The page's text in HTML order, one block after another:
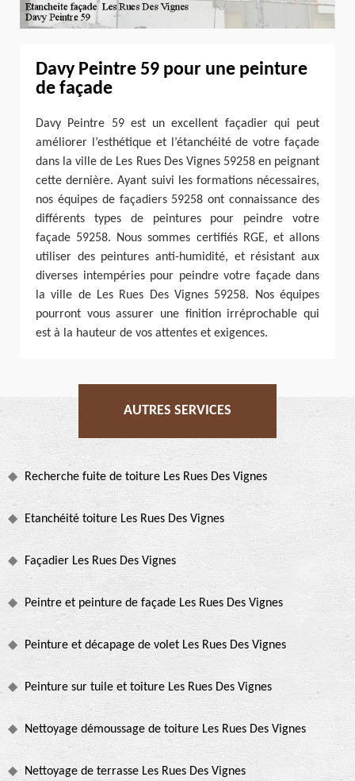
Davy Peintre 59 pour une peinture
de façade
Davy Peintre 59 est un excellent façadier qui peut
améliorer l’esthétique et l’étanchéité de votre façade
dans la ville de Les Rues Des Vignes 59258 en peignant
cette dernière. Ayant suivi les formations nécessaires,
nos équipes de façadiers 59258 ont connaissance des
différents types de peintures pour peindre votre
façade 59258. Nous sommes certifiés RGE, et allons
utiliser des peintures anti-humidité, et résistant aux
diverses intempéries pour peindre votre façade dans
la ville de Les Rues Des Vignes 59258. Nos équipes
pourront vous assurer une finition irréprochable qui
est à la hauteur de vos attentes et exigences.
AUTRES SERVICES
Recherche fuite de toiture Les Rues Des Vignes
Etanchéité toiture Les Rues Des Vignes
Façadier Les Rues Des Vignes
Peintre et peinture de façade Les Rues Des Vignes
Peinture et décapage de volet Les Rues Des Vignes
Peinture sur tuile et toiture Les Rues Des Vignes
Nettoyage démoussage de toiture Les Rues Des Vignes
Nettoyage de terrasse Les Rues Des Vignes